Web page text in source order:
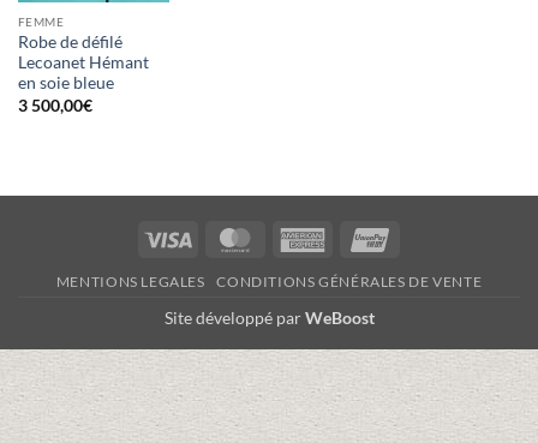
FEMME
Robe de défilé
Lecoanet Hémant
en soie bleue
3 500,00€
Visa MasterCardAmerican
MENTIONS LEGALES CONDITIONS GÉNÉRALES DE VENTE
Site développé parWeBoost